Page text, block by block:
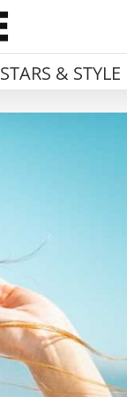
STARS & STYLE